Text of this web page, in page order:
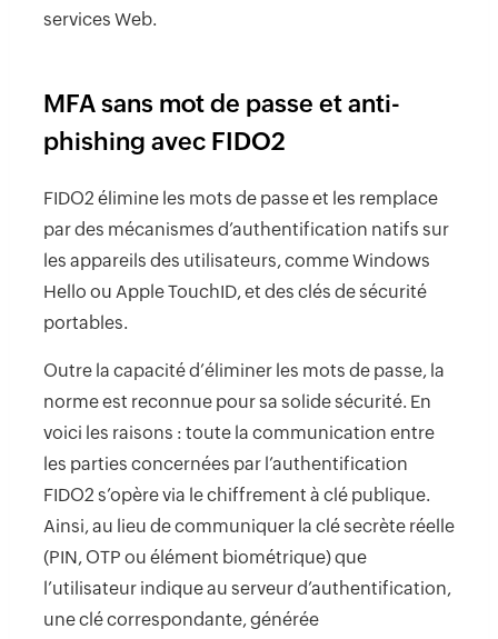
services Web.
MFA sans mot de passe et anti-
phishing avec FIDO2
FIDO2 élimine les mots de passe et les remplace
par des mécanismes d’authentification natifs sur
les appareils des utilisateurs, comme Windows
Hello ou Apple TouchID, et des clés de sécurité
portables.
Outre la capacité d’éliminer les mots de passe, la
norme est reconnue pour sa solide sécurité. En
voici les raisons : toute la communication entre
les parties concernées par l’authentification
FIDO2 s’opère via le chiffrement à clé publique.
Ainsi, au lieu de communiquer la clé secrète réelle
(PIN, OTP ou élément biométrique) que
l’utilisateur indique au serveur d’authentification,
une clé correspondante, générée